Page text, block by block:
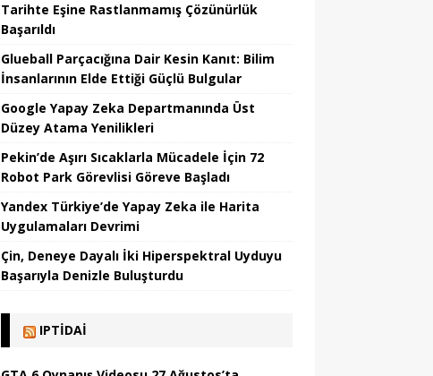
Tarihte Eşine Rastlanmamış Çözünürlük
Başarıldı
Glueball Parçacığına Dair Kesin Kanıt: Bilim
İnsanlarının Elde Ettiği Güçlü Bulgular
Google Yapay Zeka Departmanında Üst
Düzey Atama Yenilikleri
Pekin’de Aşırı Sıcaklarla Mücadele İçin 72
Robot Park Görevlisi Göreve Başladı
Yandex Türkiye’de Yapay Zeka ile Harita
Uygulamaları Devrimi
Çin, Deneye Dayalı İki Hiperspektral Uyduyu
Başarıyla Denizle Buluşturdu
IPTIDAI